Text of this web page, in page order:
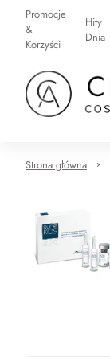
Promocje
&
Korzyści
Hity
Dnia
Strona główna